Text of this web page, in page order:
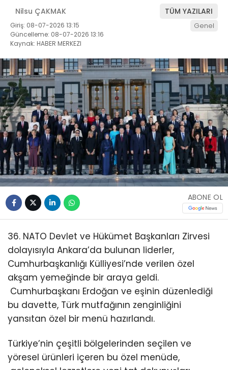
Nilsu ÇAKMAK TÜM YAZILARI
Giriş: 08-07-2026 13:15
Güncelleme: 08-07-2026 13:16
Kaynak: HABER MERKEZI
Genel
ABONE OL
36. NATO Devlet ve Hükümet Başkanları Zirvesi
dolayısıyla Ankara’da bulunan liderler,
Cumhurbaşkanlığı Külliyesi’nde verilen özel
akşam yemeğinde bir araya geldi.
Cumhurbaşkanı Erdoğan ve eşinin düzenlediği
bu davette, Türk mutfağının zenginliğini
yansıtan özel bir menü hazırlandı.
Türkiye’nin çeşitli bölgelerinden seçilen ve
yöresel ürünleri içeren bu özel menüde,